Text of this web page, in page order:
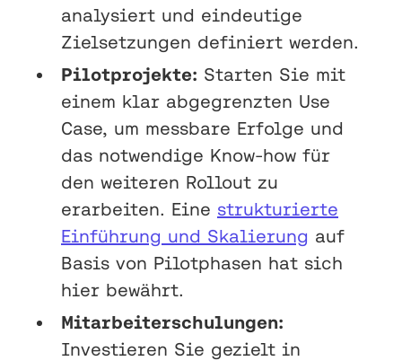
analysiert und eindeutige
Zielsetzungen definiert werden.
Pilotprojekte: Starten Sie mit
einem klar abgegrenzten Use
Case, um messbare Erfolge und
das notwendige Know-how für
den weiteren Rollout zu
erarbeiten. Eine strukturierte
Einführung und Skalierung auf
Basis von Pilotphasen hat sich
hier bewährt.
Mitarbeiterschulungen:
Investieren Sie gezielt in